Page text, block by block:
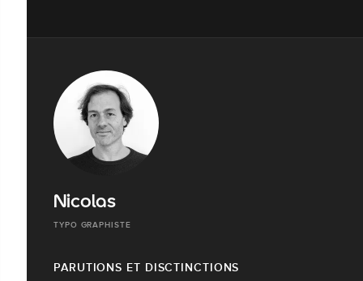
Nicolas
TYPO GRAPHISTE
PARUTIONS ET DISCTINCTIONS